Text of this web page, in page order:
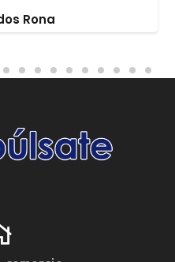
Rona